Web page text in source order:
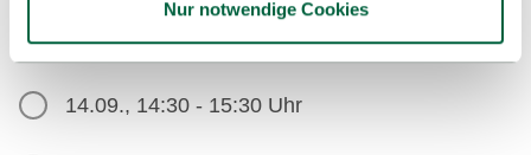
Nur notwendige Cookies
DIGITALE TOOLS IM STUDIUM
14.09., 14:30 - 15:30 Uhr